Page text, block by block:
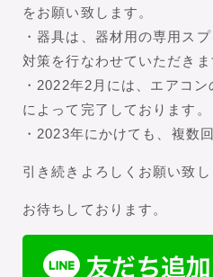
をお願い致します。
・器具は、器材用の専用ス
対策を行なわせていただきま
・2022年2月には、エアコ
によって完了しております。
・2023年にかけても、複数
引き続きよろしくお願い致し
お待ちしております。